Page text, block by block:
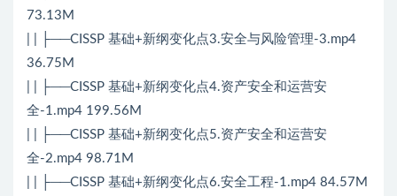
73.13M
| | ├──CISSP 基础+新纲变化点3.安全与风险管理-3.mp4
36.75M
| | ├──CISSP 基础+新纲变化点4.资产安全和运营安
全-1.mp4 199.56M
| | ├──CISSP 基础+新纲变化点5.资产安全和运营安
全-2.mp4 98.71M
| | ├──CISSP 基础+新纲变化点6.安全工程-1.mp4 84.57M